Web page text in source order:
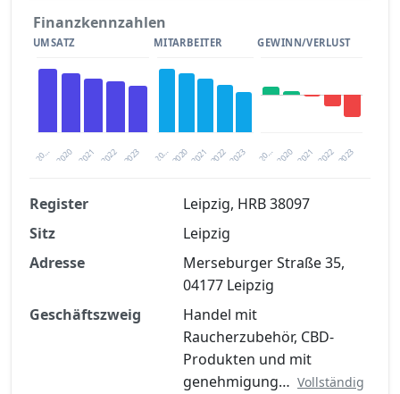
Finanzkennzahlen
UMSATZ
20… 2021 2023
2020 2022
MITARBEITER
20… 2021 2023
2020 2022
GEWINN/VERLUST
20… 2021 2023
2020 2022
Finanzkennzahlen nach kostenloser
Registrierung verfügbar
Jetzt kostenlos registrieren
Register
Leipzig, HRB 38097
Sitz
Leipzig
Adresse
Merseburger Straße 35,
04177 Leipzig
Geschäftszweig
Handel mit
Raucherzubehör, CBD-
Produkten und mit
genehmigung… Vollständig